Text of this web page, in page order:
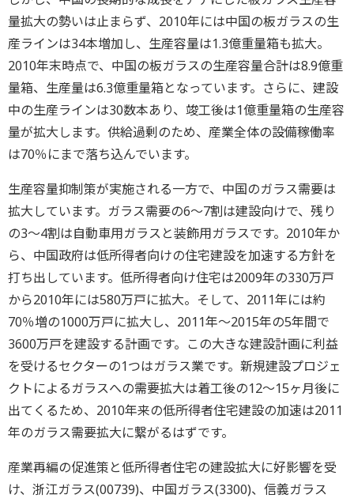
量拡大の勢いは止まらず、2010年には中国の板ガラスの生
産ラインは34本増加し、生産容量は1.3億重量箱も拡大。
2010年末時点で、中国の板ガラスの生産容量合計は8.9億重
量箱、生産量は6.3億重量箱となっています。さらに、建設
中の生産ラインは30数本あり、竣工後は1億重量箱の生産容
量が拡大します。供給過剰のため、産業全体の設備稼働率
は70％にまで落ち込んでいます。
生産容量抑制策が実施される一方で、中国のガラス需要は
拡大しています。ガラス需要の6～7割は建設向けで、残り
の3～4割は自動車用ガラスと装飾用ガラスです。2010年か
ら、中国政府は低所得者向けの住宅建設を加速する方針を
打ち出しています。低所得者向け住宅は2009年の330万戸
から2010年には580万戸に拡大。そして、2011年には約
70％増の1000万戸に拡大し、2011年～2015年の5年間で
3600万戸を建設する計画です。この大きな建設計画に利益
を受けるセクターの1つはガラス業です。新規建設プロジェ
クトによるガラスへの需要拡大は着工後の12～15ヶ月後に
出てくるため、2010年来の低所得者住宅建設の加速は2011
年のガラス需要拡大に繋がるはずです。
産業再編の促進策と低所得者住宅の建設拡大に好影響を受
け、浙江ガラス(00739)、中国ガラス(3300)、信義ガラス